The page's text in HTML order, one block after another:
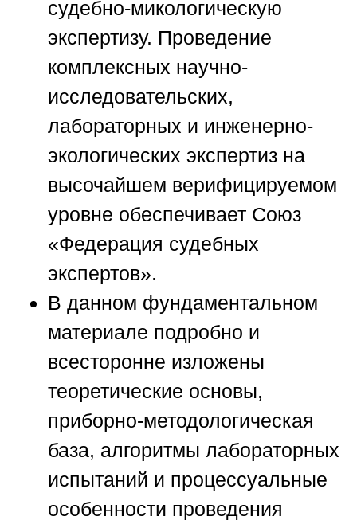
судебно-микологическую
экспертизу. Проведение
комплексных научно-
исследовательских,
лабораторных и инженерно-
экологических экспертиз на
высочайшем верифицируемом
уровне обеспечивает Союз
«Федерация судебных
экспертов».
В данном фундаментальном
материале подробно и
всесторонне изложены
теоретические основы,
приборно-методологическая
база, алгоритмы лабораторных
испытаний и процессуальные
особенности проведения